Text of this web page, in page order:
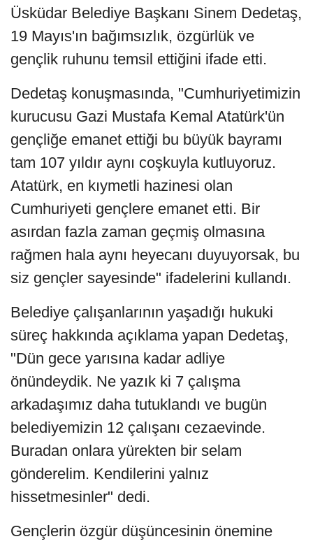
Üsküdar Belediye Başkanı Sinem Dedetaş,
19 Mayıs'ın bağımsızlık, özgürlük ve
gençlik ruhunu temsil ettiğini ifade etti.
Dedetaş konuşmasında, "Cumhuriyetimizin
kurucusu Gazi Mustafa Kemal Atatürk'ün
gençliğe emanet ettiği bu büyük bayramı
tam 107 yıldır aynı coşkuyla kutluyoruz.
Atatürk, en kıymetli hazinesi olan
Cumhuriyeti gençlere emanet etti. Bir
asırdan fazla zaman geçmiş olmasına
rağmen hala aynı heyecanı duyuyorsak, bu
siz gençler sayesinde" ifadelerini kullandı.
Belediye çalışanlarının yaşadığı hukuki
süreç hakkında açıklama yapan Dedetaş,
"Dün gece yarısına kadar adliye
önündeydik. Ne yazık ki 7 çalışma
arkadaşımız daha tutuklandı ve bugün
belediyemizin 12 çalışanı cezaevinde.
Buradan onlara yürekten bir selam
gönderelim. Kendilerini yalnız
hissetmesinler" dedi.
Gençlerin özgür düşüncesinin önemine